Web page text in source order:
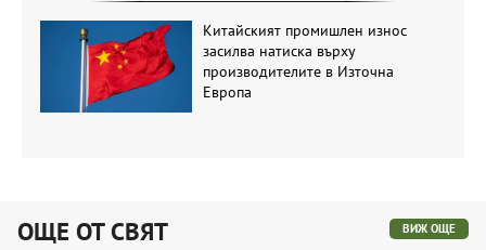
Китайският промишлен износ
засилва натиска върху
производителите в Източна
Европа
ОЩЕ ОТ СВЯТ ВИЖ ОЩЕ